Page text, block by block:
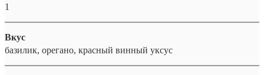
1
Вкус
базилик, орегано, красный винный уксус